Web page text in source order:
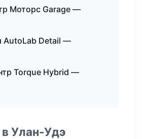
Моторс Garage —
AutoLab Detail —
Torque Hybrid —
Улан-Удэ